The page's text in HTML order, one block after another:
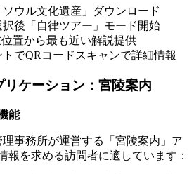
ウル文化遺産」ダウンロード
後「自律ツアー」モード開始
置から最も近い解説提供
でQRコードスキャンで詳細情報
ケーション：宮陵案内
能
事務所が運営する「宮陵案内」ア
報を求める訪問者に適しています：